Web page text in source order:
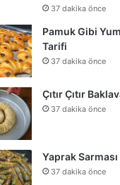
37 dakika önce
Pamuk Gibi
Tarifi
37 dakika önce
Çıtır Çıtır
37 dakika önce
Yaprak
37 dakika önce